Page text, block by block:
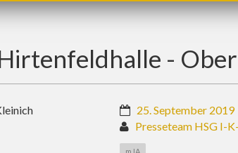
-
25. September 2019
Presseteam HSG I-